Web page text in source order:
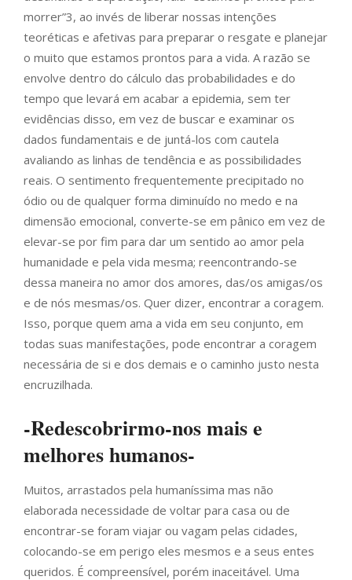
morrer”3, ao invés de liberar nossas intenções
teoréticas e afetivas para preparar o resgate e planejar
o muito que estamos prontos para a vida. A razão se
envolve dentro do cálculo das probabilidades e do
tempo que levará em acabar a epidemia, sem ter
evidências disso, em vez de buscar e examinar os
dados fundamentais e de juntá-los com cautela
avaliando as linhas de tendência e as possibilidades
reais. O sentimento frequentemente precipitado no
ódio ou de qualquer forma diminuído no medo e na
dimensão emocional, converte-se em pânico em vez de
elevar-se por fim para dar um sentido ao amor pela
humanidade e pela vida mesma; reencontrando-se
dessa maneira no amor dos amores, das/os amigas/os
e de nós mesmas/os. Quer dizer, encontrar a coragem.
Isso, porque quem ama a vida em seu conjunto, em
todas suas manifestações, pode encontrar a coragem
necessária de si e dos demais e o caminho justo nesta
encruzilhada.
-Redescobrirmo-nos mais e
melhores humanos-
Muitos, arrastados pela humaníssima mas não
elaborada necessidade de voltar para casa ou de
encontrar-se foram viajar ou vagam pelas cidades,
colocando-se em perigo eles mesmos e a seus entes
queridos. É compreensível, porém inaceitável. Uma